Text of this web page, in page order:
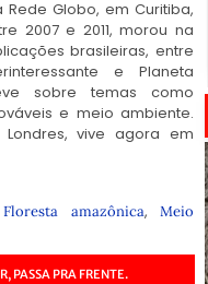
Globo, em Curitiba,
2007 e 2011, morou na
brasileiras, entre
e Planeta
sobre temas como
e meio ambiente.
vive agora em
Floresta amazônica,Meio
PASSA PRA FRENTE.